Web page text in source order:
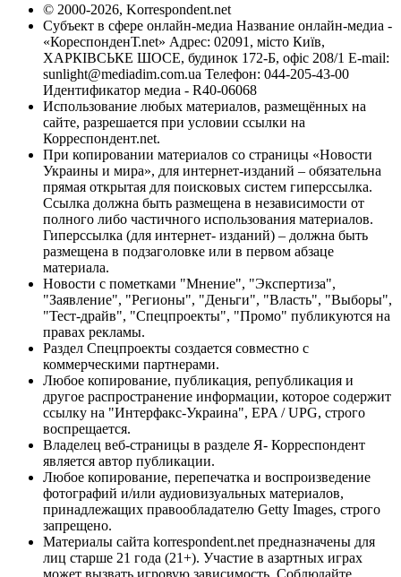
© 2000-2026, Korrespondent.net
Субъект в сфере онлайн-медиа Название онлайн-медиа -
«КореспонденТ.net» Адрес: 02091, місто Київ,
ХАРКІВСЬКЕ ШОСЕ, будинок 172-Б, офіс 208/1 E-mail:
sunlight@mediadim.com.ua Телефон: 044-205-43-00
Идентификатор медиа - R40-06068
Использование любых материалов, размещённых на
сайте, разрешается при условии ссылки на
Корреспондент.net.
При копировании материалов со страницы «Новости
Украины и мира», для интернет-изданий – обязательна
прямая открытая для поисковых систем гиперссылка.
Ссылка должна быть размещена в независимости от
полного либо частичного использования материалов.
Гиперссылка (для интернет- изданий) – должна быть
размещена в подзаголовке или в первом абзаце
материала.
Новости с пометками "Мнение", "Экспертиза",
"Заявление", "Регионы", "Деньги", "Власть", "Выборы",
"Тест-драйв", "Спецпроекты", "Промо" публикуются на
правах рекламы.
Раздел Спецпроекты создается совместно с
коммерческими партнерами.
Любое копирование, публикация, републикация и
другое распространение информации, которое содержит
ссылку на "Интерфакс-Украина", EPA / UPG, строго
воспрещается.
Владелец веб-страницы в разделе Я- Корреспондент
является автор публикации.
Любое копирование, перепечатка и воспроизведение
фотографий и/или аудиовизуальных материалов,
принадлежащих правообладателю Getty Images, строго
запрещено.
Материалы сайта korrespondent.net предназначены для
лиц старше 21 года (21+). Участие в азартных играх
может вызвать игровую зависимость. Соблюдайте